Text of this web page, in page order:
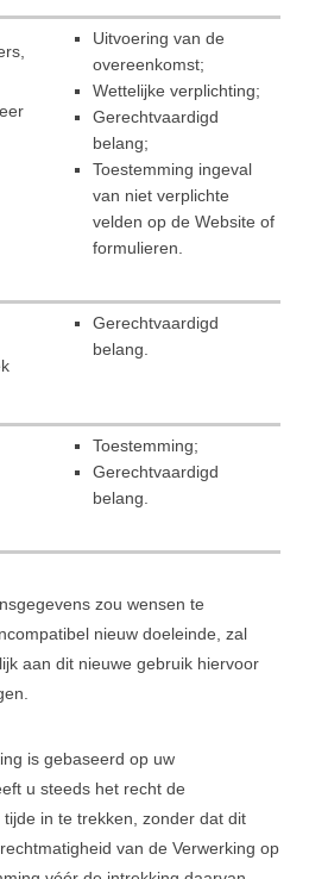
Uitvoering van de
overeenkomst;
Wettelijke verplichting;
Gerechtvaardigd
belang;
Toestemming ingeval
van niet verplichte
velden op de Website of
formulieren.
Gerechtvaardigd
belang.
Toestemming;
Gerechtvaardigd
belang.
zou wensen te
nieuw doeleinde, zal
aan dit nieuwe gebruik hiervoor
is gebaseerd op uw
u steeds het recht de
in te trekken, zonder dat dit
van de Verwerking op